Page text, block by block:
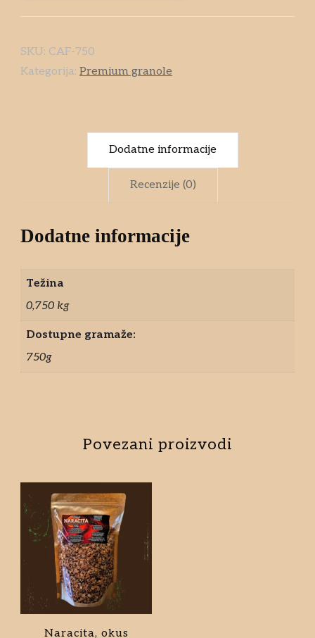
SKU: CAF-750
Kategorija: Premium granole
Dodatne informacije
Recenzije (0)
Dodatne informacije
Težina
0,750 kg
Dostupne gramaže:
750g
Povezani proizvodi
Naracita, okus